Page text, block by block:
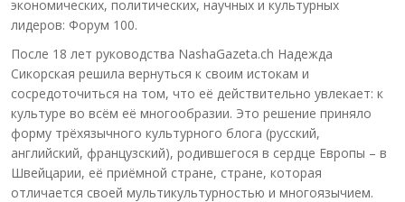
экономических, политических, научных и культурных
лидеров: Форум 100.
После 18 лет руководства NashaGazeta.ch Надежда
Сикорская решила вернуться к своим истокам и
сосредоточиться на том, что её действительно увлекает: к
культуре во всём её многообразии. Это решение приняло
форму трёхязычного культурного блога (русский,
английский, французский), родившегося в сердце Европы – в
Швейцарии, её приёмной стране, стране, которая
отличается своей мультикультурностью и многоязычием.